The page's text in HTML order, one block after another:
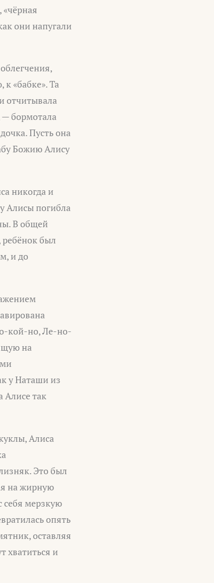
«чёрная
они напугали
«бабке». Та
отчитывала
— бормотала
Пусть она
Божию Алису
никогда и
Алисы погибла
В общей
был
и до
кой-но, Ле-но-
на
у Наташи из
Алисе так
Алиса
Это был
на жирную
себя мерзкую
опять
оставляя
хватиться и